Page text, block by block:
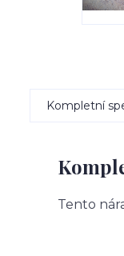
Kompletní
Tento